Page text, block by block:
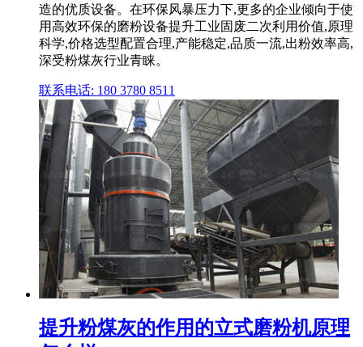
造的优质设备。在环保风暴压力下,更多的企业倾向于使
用高效环保的磨粉设备提升工业固废二次利用价值,原理
科学,价格选型配置合理,产能稳定,品质一流,出粉效率高,
深受粉煤灰行业青睐。
联系电话: 180 3780 8511
提升粉煤灰的作用的立式磨粉机原理